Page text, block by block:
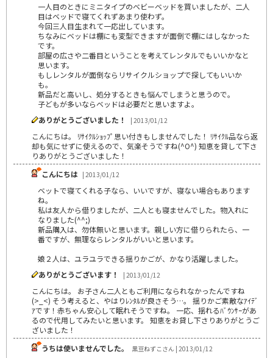
一人目のときにミニタイプのベビーベッドを買いましたが、二人
目はベッドで寝てくれずあまり使わず。
今回三人目生まれて一応出しています。
ちなみにベッドは棚にも変型できますが面倒で棚にはしなかった
です。
部屋の広さや二番目ということを考えてレンタルでもいいかなと
思います。
もしレンタルが面倒ならリサイクルショップで探してもいいか
も。
新品だと高いし、処分するときも悩んでしまうと思うので。
子どもが多いならベッドは必要だと思いますよ。
ありがとうございました！
| 2013/01/12
こんにちは。 ﾘｻｲｸﾙｼｮｯﾌﾟ思い付きもしませんでした！ ﾘｻｲｸﾙ品なら返
却も気にせずに使えるので、気楽そうですね(^O^) 知恵を貸して下さ
りありがとうございました！
こんにちは | 2013/01/12
ベットで寝てくれる子なら、いいですが、寝ない場合もあります
ね。
私は友人から借りましたが、二人とも寝ませんでした。物入れに
なりました(^^;)
新品購入は、勿体無いと思います。親しい方に借りられたら、一
番ですが、無理ならレンタルがいいと思います。
娘２人は、ユラユラできる揺りかごが、かなり活躍しました。
ありがとうございます！
| 2013/01/12
こんにちは。 お子さん二人ともご利用になられなかったんですね
(>_<) そう考えると、やはりﾚﾝﾀﾙが良さそう…。 揺りかご素敵なｱｲﾃﾞ
ｱです！赤ちゃん安心して眠れそうですね。 一応、揺れるﾊﾞｳﾝｻｰがあ
るので代用してみたいと思います。 知恵をお貸し下さりありがとうご
ざいました！
うちは使いませんでした。
黒豆ねずこさん | 2013/01/12